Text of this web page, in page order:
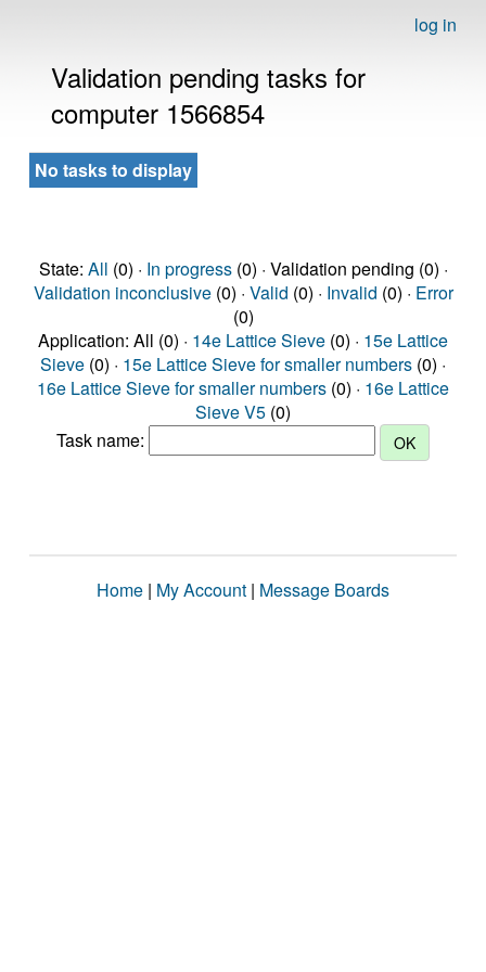
log in
Validation pending tasks for
computer 1566854
No tasks to display
State: All (0) · In progress(0) · Validation pending (0) ·
Validation inconclusive(0) · Valid (0) · Invalid (0) · Error
(0)
Application: All (0) · 14e Lattice Sieve (0) · 15e Lattice
Sieve (0) · 15e Lattice Sieve for smaller numbers (0) ·
16e Lattice Sieve for smaller numbers (0) · 16e Lattice
Sieve V5 (0)
Task name:
Home | My Account | Message Boards